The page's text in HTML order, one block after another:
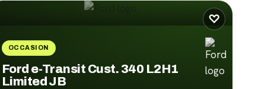
♡
OCCASION
Ford e-Transit Cust. 340 L2H1
Limited JB